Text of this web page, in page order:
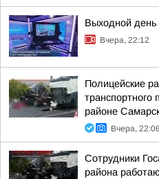
Выходной
Вчера, 22:12
Полицейские
районе
Вчера, 22:06
Сотрудники
района